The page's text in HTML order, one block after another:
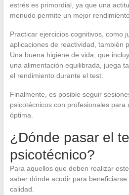
estrés es primordial, ya que una
menudo permite un mejor rendimiento.
Practicar ejercicios cognitivos, como
aplicaciones de reactividad, también
Una buena higiene de vida, que
una alimentación equilibrada, juega
el rendimiento durante el test.
Finalmente, es posible seguir
psicotécnicos con profesionales
óptima.
¿Dónde pasar el
psicotécnico?
Para aquellos que deben realizar
saber dónde acudir para
calidad.